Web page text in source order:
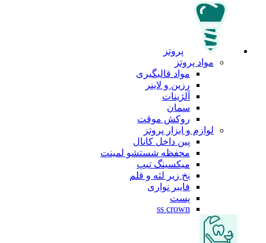
پروتز
مواد پروتز
مواد قالبگیری
رزین و لاینر
آلژینات
سمان
روکش موقت
لوازم و ابزار پروتز
پین داخل کانال
محفظه شستشو لمینت
میکسینگ تیپ
نخ زیر لثه و قلم
فایبر نواری
پست
ss crown